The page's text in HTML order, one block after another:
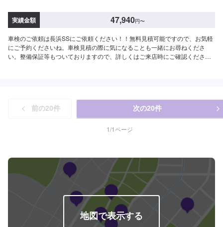
実績金額 47,940円〜
車検のご依頼は長浜SSにご依頼ください！！無料見積可能ですので、お気軽
にご予約くださいね。車検見積の際に気になることも一緒にお尋ねくださ
い。整備保証等もついておりますので、詳しくはご来店時にご確認くださ
※[特典２]ボックスティッシュ１０箱[特典３]はっ水洗車無料実施（外装のみ）
[特典４]次回車検まで使える<オイル交換1,000円ぽっきりクーポン>（２回
分）※一般価格よりの値引きとなります。≪車検価格≫-軽自動車-ー（ワゴン
R、N-BOXなど）車検基本料22,000円各種法定料金合計25,940円----------------
シエンタなど）車検基本料22,000円各種法定料金合計44,050円-------------------
----------------------→[合計]66,050円-大型自動車(1,501〜2,000kg)-ー（クラウ
ン、ZR-Vなど）車検基本料22,000円各種法定料金合計52,250円------------------
-----------------------→[合計]74,250円≪支払い方法について≫車検基本料につい
ては、クレジット・PayPay使用できます。≪注意事項≫・記載してある車種
はあくまで一例です（グレード等によっては一つ上の価格である場合がござ
います）・車種や初度登録年月からの年数によって費用が変わります・修
前の20件 次の20件
1/1ページ
地図で表示する